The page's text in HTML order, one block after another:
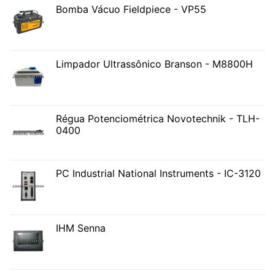
Bomba Vácuo Fieldpiece - VP55
Limpador Ultrassônico Branson - M8800H
Régua Potenciométrica Novotechnik - TLH-
0400
PC Industrial National Instruments - IC-3120
IHM Senna